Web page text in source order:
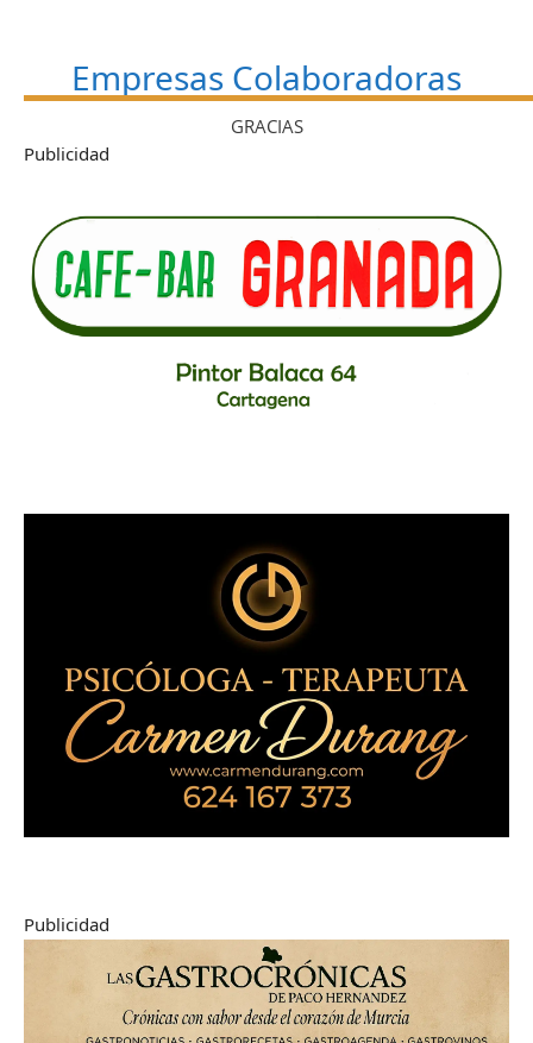
Empresas Colaboradoras
GRACIAS
Publicidad
Publicidad